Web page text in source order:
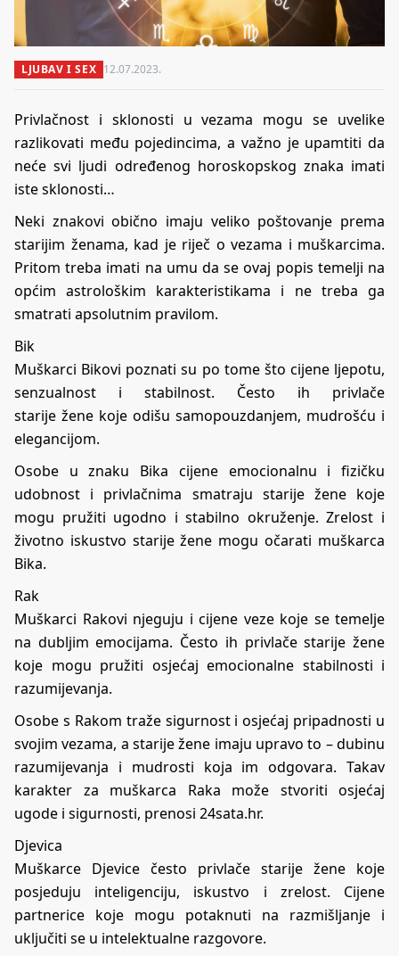
LJUBAV I SEX 12.07.2023.
Privlačnost i sklonosti u vezama mogu se uvelike
razlikovati među pojedincima, a važno je upamtiti da
neće svi ljudi određenog horoskopskog znaka imati
iste sklonosti…
Neki znakovi obično imaju veliko poštovanje prema
starijim ženama, kad je riječ o vezama i muškarcima.
Pritom treba imati na umu da se ovaj popis temelji na
općim astrološkim karakteristikama i ne treba ga
smatrati apsolutnim pravilom.
Bik
Muškarci Bikovi poznati su po tome što cijene ljepotu,
senzualnost i stabilnost. Često ih privlače
starije žene koje odišu samopouzdanjem, mudrošću i
elegancijom.
Osobe u znaku Bika cijene emocionalnu i fizičku
udobnost i privlačnima smatraju starije žene koje
mogu pružiti ugodno i stabilno okruženje. Zrelost i
životno iskustvo starije žene mogu očarati muškarca
Bika.
Rak
Muškarci Rakovi njeguju i cijene veze koje se temelje
na dubljim emocijama. Često ih privlače starije žene
koje mogu pružiti osjećaj emocionalne stabilnosti i
razumijevanja.
Osobe s Rakom traže sigurnost i osjećaj pripadnosti u
svojim vezama, a starije žene imaju upravo to – dubinu
razumijevanja i mudrosti koja im odgovara. Takav
karakter za muškarca Raka može stvoriti osjećaj
ugode i sigurnosti, prenosi 24sata.hr.
Djevica
Muškarce Djevice često privlače starije žene koje
posjeduju inteligenciju, iskustvo i zrelost. Cijene
partnerice koje mogu potaknuti na razmišljanje i
uključiti se u intelektualne razgovore.